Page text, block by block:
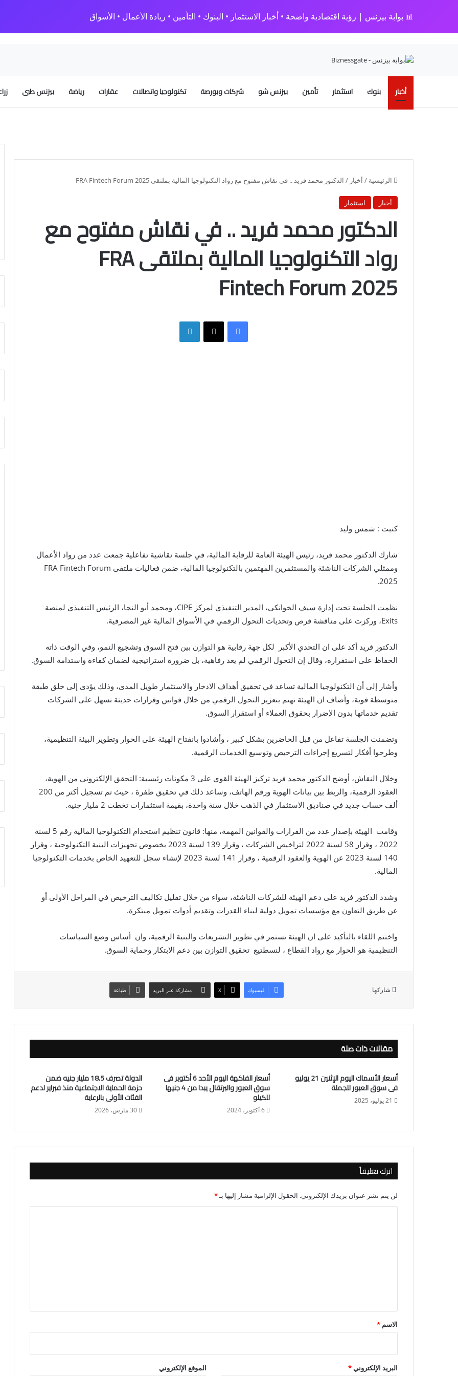
📊 بوابة بيزنس | رؤية اقتصادية واضحة • أخبار الاستثمار • البنوك • التأمين • ريادة الأعمال • الأسواق
أخبار بنوك استثمار تأمين بيزنس شو شركات وبورصة تكنولوجيا واتصالات عقارات رياضة بيزنس طبى
الرئيسية / أخبار / الدكتور محمد فريد .. في نقاش مفتوح مع رواد التكنولوجيا المالية بملتقى FRA Fintech Forum 2025
أخبار استثمار
الدكتور محمد فريد .. في نقاش مفتوح مع
رواد التكنولوجيا المالية بملتقى FRA
Fintech Forum 2025
فيسبوك X
كتبت : شمس وليد
شارك الدكتور محمد فريد، رئيس الهيئة العامة للرقابة المالية، في جلسة نقاشية تفاعلية جمعت عدد من رواد الأعمال
وممثلي الشركات الناشئة والمستثمرين المهتمين بالتكنولوجيا المالية، ضمن فعاليات ملتقى FRA Fintech Forum
2025.
نظمت الجلسة تحت إدارة سيف الخوانكي، المدير التنفيذي لمركز CIPE، ومحمد أبو النجا، الرئيس التنفيذي لمنصة
Exits، وركزت على مناقشة فرص وتحديات التحول الرقمي في الأسواق المالية غير المصرفية.
الدكتور فريد أكد على ان التحدي الأكبر لكل جهة رقابية هو التوازن بين فتح السوق وتشجيع النمو، وفي الوقت ذاته
الحفاظ على استقراره، وقال إن التحول الرقمي لم يعد رفاهية، بل ضرورة استراتيجية لضمان كفاءة واستدامة السوق.
وأشار إلى أن التكنولوجيا المالية تساعد في تحقيق أهداف الادخار والاستثمار طويل المدى، وذلك يؤدى إلى خلق طبقة
متوسطة قوية، وأضاف ان الهيئة تهتم بتعزيز التحول الرقمي من خلال قوانين وقرارات حديثة تسهل على الشركات
تقديم خدماتها بدون الإضرار بحقوق العملاء أو استقرار السوق.
وتضمنت الجلسة تفاعل من قبل الحاضرين بشكل كبير ، وأشادوا بانفتاح الهيئة على الحوار وتطوير البيئة التنظيمية،
وطرحوا أفكار لتسريع إجراءات الترخيص وتوسيع الخدمات الرقمية.
وخلال النقاش، أوضح الدكتور محمد فريد تركيز الهيئة القوي على 3 مكونات رئيسية: التحقق الإلكتروني من الهوية،
العقود الرقمية، والربط بين بيانات الهوية ورقم الهاتف، وساعد ذلك في تحقيق طفرة ، حيث تم تسجيل أكتر من 200
ألف حساب جديد في صناديق الاستثمار في الذهب خلال سنة واحدة، بقيمة استثمارات تخطت 2 مليار جنيه.
وقامت الهيئة بإصدار عدد من القرارات والقوانين المهمة، منها: قانون تنظيم استخدام التكنولوجيا المالية رقم 5 لسنة
2022 ، وقرار 58 لسنة 2022 لتراخيص الشركات ، وقرار 139 لسنة 2023 بخصوص تجهيزات البنية التكنولوجية ، وقرار
140 لسنة 2023 عن الهوية والعقود الرقمية ، وقرار 141 لسنة 2023 لإنشاء سجل للتعهيد الخاص بخدمات التكنولوجيا
المالية.
وشدد الدكتور فريد على دعم الهيئة للشركات الناشئة، سواء من خلال تقليل تكاليف الترخيص في المراحل الأولى أو
عن طريق التعاون مع مؤسسات تمويل دولية لبناء القدرات وتقديم أدوات تمويل مبتكرة.
واختتم اللقاء بالتأكيد على ان الهيئة تستمر في تطوير التشريعات والبنية الرقمية، وان أساس وضع السياسات
التنظيمية هو الحوار مع رواد القطاع ، لنسطتيع تحقيق التوازن بين دعم الابتكار وحماية السوق.
شاركها فيسبوك X مشاركة عبر البريد طباعة
مقالات ذات صلة
أسعار الأسماك اليوم الإثنين 21 يوليو
فى سوق العبور للجملة
21 يوليو، 2025
أسعار الفاكهة اليوم الأحد 6 أكتوبر فى
سوق العبور والبرتقال يبدا من 4 جنيها
للكيلو
6 أكتوبر، 2024
الدولة تصرف 18.5 مليار جنيه ضمن
حزمة الحماية الاجتماعية منذ فبراير لدعم
الفئات الأولى بالرعاية
30 مارس، 2026
اترك تعليقاً
لن يتم نشر عنوان بريدك الإلكتروني. الحقول الإلزامية مشار إليها بـ*
*
الاسم *
البريد الإلكتروني* الموقع الإلكتروني